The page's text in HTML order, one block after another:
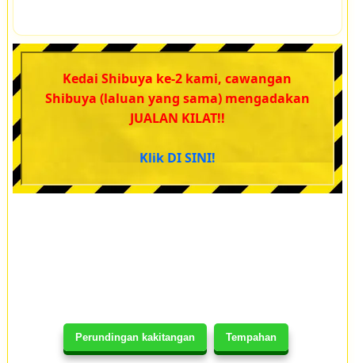
Perundingan kakitangan Tempahan
Kedai Shibuya ke-2 kami, cawangan
Shibuya (laluan yang sama) mengadakan
JUALAN KILAT!!
Klik DI SINI!